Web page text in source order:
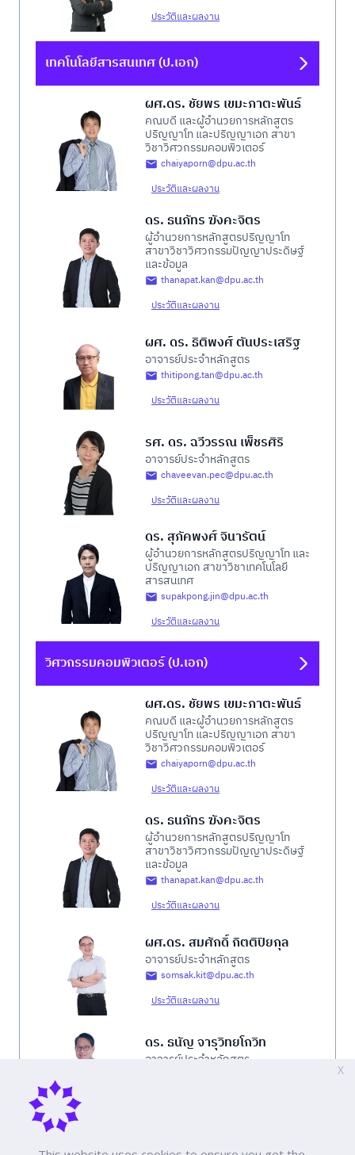
X
ประวัติและผลงาน
เทคโนโลยีสารสนเทศ (ป.เอก)
ผศ.ดร. ชัยพร เขมะภาตะพันธ์
คณบดี และผู้อำนวยการหลักสูตร
ปริญญาโท และปริญญาเอก สาขา
วิชาวิศวกรรมคอมพิวเตอร์
chaiyaporn@dpu.ac.th
ประวัติและผลงาน
ดร. ธนภัทร ฆังคะจิตร
ผู้อำนวยการหลักสูตรปริญญาโท
สาขาวิชาวิศวกรรมปัญญาประดิษฐ์
และข้อมูล
thanapat.kan@dpu.ac.th
ประวัติและผลงาน
ผศ. ดร. ธิติพงศ์ ตันประเสริฐ
อาจารย์ประจำหลักสูตร
thitipong.tan@dpu.ac.th
ประวัติและผลงาน
รศ. ดร. ฉวีวรรณ เพ็ชรศิริ
อาจารย์ประจำหลักสูตร
chaveevan.pec@dpu.ac.th
ประวัติและผลงาน
ดร. สุภัคพงศ์ จินารัตน์
ผู้อำนวยการหลักสูตรปริญญาโท และ
ปริญญาเอก สาขาวิชาเทคโนโลยี
สารสนเทศ
supakpong.jin@dpu.ac.th
ประวัติและผลงาน
วิศวกรรมคอมพิวเตอร์ (ป.เอก)
ผศ.ดร. ชัยพร เขมะภาตะพันธ์
คณบดี และผู้อำนวยการหลักสูตร
ปริญญาโท และปริญญาเอก สาขา
วิชาวิศวกรรมคอมพิวเตอร์
chaiyaporn@dpu.ac.th
ประวัติและผลงาน
ดร. ธนภัทร ฆังคะจิตร
ผู้อำนวยการหลักสูตรปริญญาโท
สาขาวิชาวิศวกรรมปัญญาประดิษฐ์
และข้อมูล
thanapat.kan@dpu.ac.th
ประวัติและผลงาน
ผศ.ดร. สมศักดิ์ กิตติปิยกุล
อาจารย์ประจำหลักสูตร
somsak.kit@dpu.ac.th
ประวัติและผลงาน
ดร. ธนัญ จารุวิทยโกวิท
อาจารย์ประจำหลักสูตร